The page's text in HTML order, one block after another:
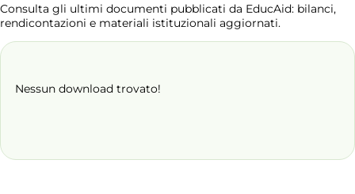
Consulta gli ultimi documenti pubblicati da EducAid: bilanci,
rendicontazioni e materiali istituzionali aggiornati.
Nessun download trovato!